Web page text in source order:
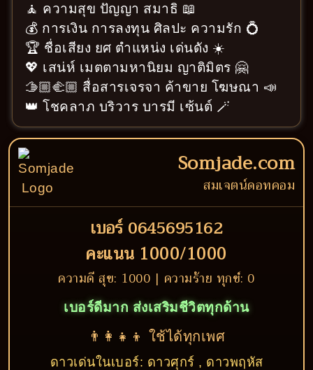
🧘 ความสุข ปัญญา สมาธิ 📖
💰 การเงิน การลงทุน ศิลปะ ความรัก 💍
🏆 ชื่อเสียง ยศ ตำแหน่ง เด่นดัง ☀️
💖 เสน่ห์ เมตตามหานิยม ญาติมิตร 🤗
🫱🏼‍🫲🏼 สื่อสารเจรจา ค้าขาย โฆษณา 📣
👑 โชคลาภ บริวาร บารมี เซ้นต์ 🪄
Somjade.com
สมเจตน์ดอทคอม
เบอร์ 0645695162
คะแนน 1000/1000
ความดี สุข: 1000 | ความร้าย ทุกข์: 0
เบอร์ดีมาก ส่งเสริมชีวิตทุกด้าน
👨‍👩‍👧‍👦 ใช้ได้ทุกเพศ
ดาวเด่นในเบอร์: ดาวศุกร์ , ดาวพฤหัส